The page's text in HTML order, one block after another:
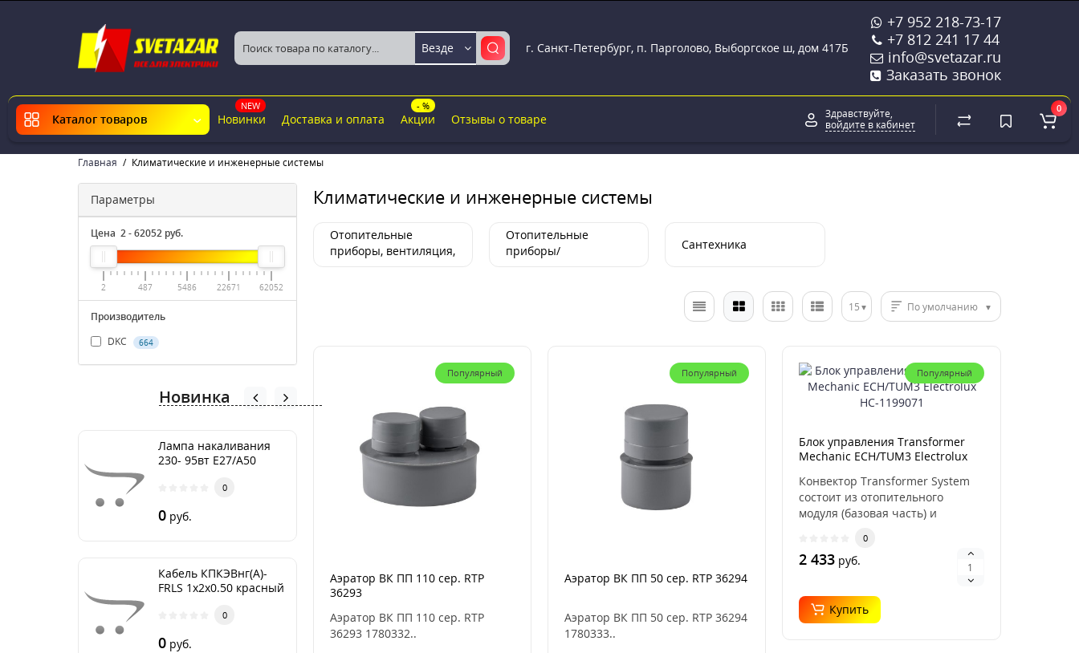
г. Санкт-Петербург, п. Парголово, Выборгское ш, дом 417Б
+7 952 218-73-17
+7 812 241 17 44
info@svetazar.ru
Заказать звонок
Везде
Каталог товаров
NEW
Новинки Доставка и оплата
- %
Акции Отзывы о товаре
Здравствуйте,
войдите в кабинет
0
Главная Климатические и инженерные системы
Параметры
Цена 2-62052 руб.
2 487 5486 22671 62052
Производитель
DKC
664
Новинка
Лампа накаливания
230- 95вт Е27/А50
0
0 руб.
Кабель КПКЭВнг(А)-
FRLS 1х2х0.50 красный
0
0 руб.
Пленка укрывная 7
мкр., 4x5 м
Сетка стеклотканевая
интерьерная, ячейка
гр/м2, 250 мм х 10 м
0
Климатические и инженерные системы
Отопительные
приборы, вентиляция,
Отопительные
приборы/
Сантехника
15 По умолчанию
Популярный
Аэратор ВК ПП 110 сер. RTP
36293
Аэратор ВК ПП 110 сер. RTP
36293 1780332..
Популярный
Аэратор ВК ПП 50 сер. RTP 36294
Аэратор ВК ПП 50 сер. RTP 36294
1780333..
Популярный
Блок управления Transformer
Mechanic ECH/TUM3 Electrolux
Конвектор Transformer System
состоит из отопительного
модуля (базовая часть) и
0
2 433 руб.
Купить